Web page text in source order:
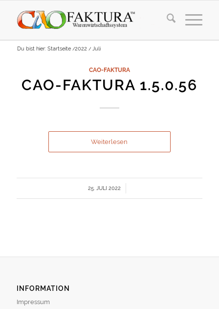
Du bist hier: Startseite /2022 / Juli
CAO-FAKTURA
CAO-FAKTURA 1.5.0.56
Weiterlesen
25. JULI 2022
/
INFORMATION
Impressum